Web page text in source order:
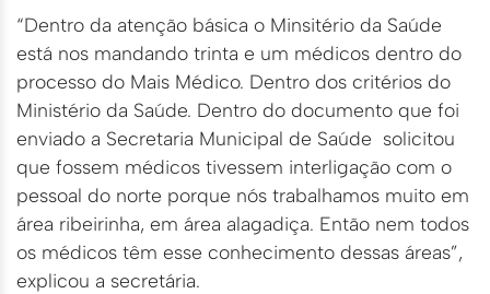
“Dentro da atenção básica o Minsitério da Saúde
está nos mandando trinta e um médicos dentro do
processo do Mais Médico. Dentro dos critérios do
Ministério da Saúde. Dentro do documento que foi
enviado a Secretaria Municipal de Saúde solicitou
que fossem médicos tivessem interligação com o
pessoal do norte porque nós trabalhamos muito em
área ribeirinha, em área alagadiça. Então nem todos
os médicos têm esse conhecimento dessas áreas”,
explicou a secretária.